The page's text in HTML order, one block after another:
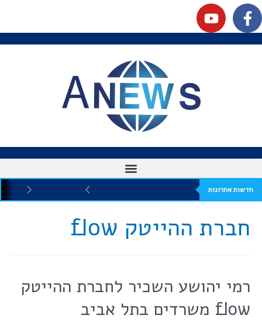
חדשות אחרונות
חברת ההייטק flow
רמי יהושע השכיר לחברת ההייטק
flow משרדים בתל אביב